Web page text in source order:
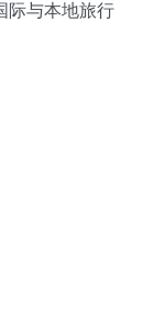
际与本地旅行